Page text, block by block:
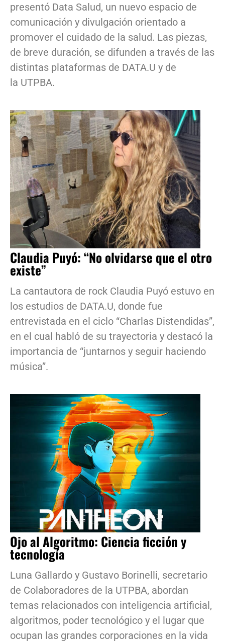
presentó Data Salud, un nuevo espacio de
comunicación y divulgación orientado a
promover el cuidado de la salud. Las piezas,
de breve duración, se difunden a través de las
distintas plataformas de DATA.U y de
la UTPBA.
Claudia Puyó: “No olvidarse que el otro
existe”
La cantautora de rock Claudia Puyó estuvo en
los estudios de DATA.U, donde fue
entrevistada en el ciclo “Charlas Distendidas”,
en el cual habló de su trayectoria y destacó la
importancia de “juntarnos y seguir haciendo
música”.
Ojo al Algoritmo: Ciencia ficción y
tecnología
Luna Gallardo y Gustavo Borinelli, secretario
de Colaboradores de la UTPBA, abordan
temas relacionados con inteligencia artificial,
algoritmos, poder tecnológico y el lugar que
ocupan las grandes corporaciones en la vida